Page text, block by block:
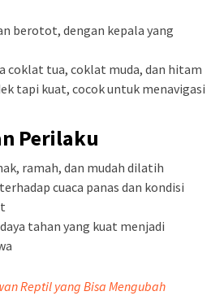
berotot, dengan kepala yang
coklat tua, coklat muda, dan hitam
tapi kuat, cocok untuk menavigasi
Perilaku
ramah, dan mudah dilatih
cuaca panas dan kondisi
tahan yang kuat menjadi
Reptil yang Bisa Mengubah